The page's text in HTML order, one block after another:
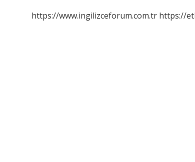
https://www.ingilizceforum.com.tr https://